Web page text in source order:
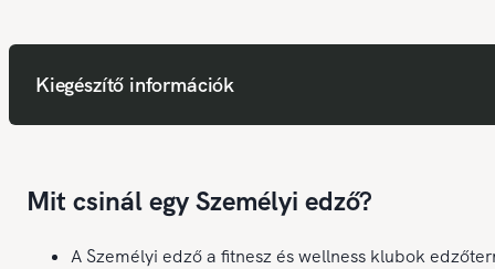
Kiegészítő információk
Mit csinál egy Személyi edző?
A Személyi edző a fitnesz és wellness klubok